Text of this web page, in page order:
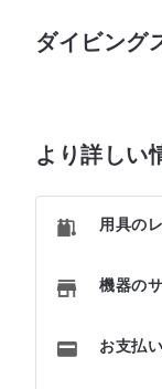
ダイビング
より詳しい
用具の
機器の
お支払